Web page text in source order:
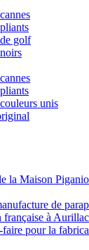
golf
unis
la Maison
de
française à Aurillac
pour la